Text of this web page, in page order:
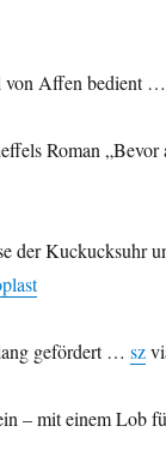
von Affen bedient …
Roman
der Kuckucksuhr
gefördert … sz
– mit einem Lob